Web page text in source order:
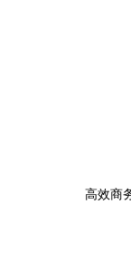
高效商